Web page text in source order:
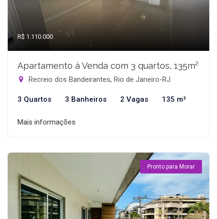
R$ 1.110.000
Apartamento à Venda com 3 quartos, 135m²
Recreio dos Bandeirantes, Rio de Janeiro-RJ
3 Quartos 3 Banheiros 2 Vagas 135 m²
Mais informações
Pronto para Morar